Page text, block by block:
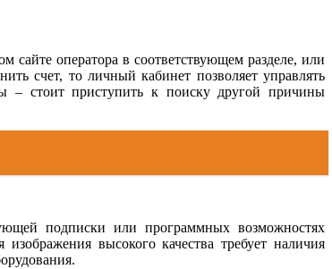
сайте оператора в соответствующем разделе, или
счет, то личный кабинет позволяет управлять
– стоит приступить к поиску другой причины
подписки или программных возможностях
высокого качества требует наличия